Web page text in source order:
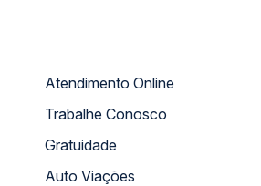
Atendimento Online
Trabalhe Conosco
Gratuidade
Auto Viações